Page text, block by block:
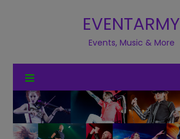
EVENTARMY
Events, Music & More